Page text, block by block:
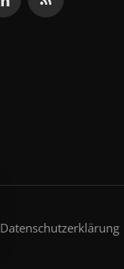
Datenschutzerklärung